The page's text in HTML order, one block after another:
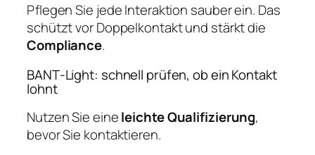
Pflegen Sie jede Interaktion sauber ein. Das
schützt vor Doppelkontakt und stärkt die
Compliance.
BANT‑Light: schnell prüfen, ob ein Kontakt
lohnt
Nutzen Sie eineleichte Qualifizierung,
bevor Sie kontaktieren.